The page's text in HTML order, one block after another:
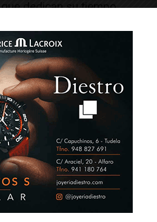
dedican su tiempo,
en lo que llevan